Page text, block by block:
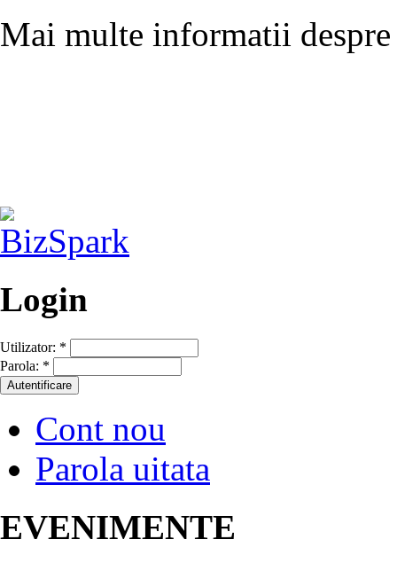
Mai multe informatii
Login
Utilizator: *
Parola: *
Cont nou
Parola uitata
EVENIMENTE